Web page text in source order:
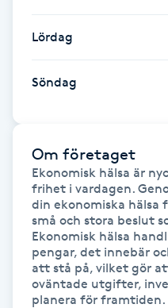
Frekvensterapi
Friskvård
Frisör
Funktionsanalys
Färgning
Föning
Lördag
Söndag
Om företaget
Ekonomisk hälsa är
frihet i vardagen.
din ekonomiska hälsa
små och stora beslut
Ekonomisk hälsa
pengar, det innebär
att stå på, vilket gör
oväntade utgifter,
planera för framtiden.